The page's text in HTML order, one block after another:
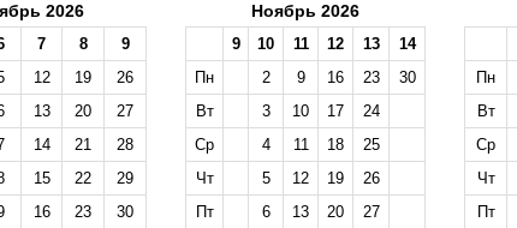
2026
7 8
9
12 19
26
13 20
27
14 21
28
15 22
29
16 23
30
Ноябрь 2026
9 10 11 12 13
14
Пн
2 9 16 23
30
Вт
3 10 17
24
Ср
4 11 18
25
Чт
5 12 19
26
Пт
6 13 20
27
Пн
Вт
Ср
Чт
Пт